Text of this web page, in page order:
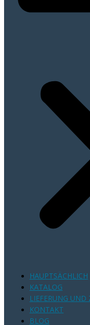
HAUPTSÄCHLICH
KATALOG
LIEFERUNG UND
KONTAKT
BLOG